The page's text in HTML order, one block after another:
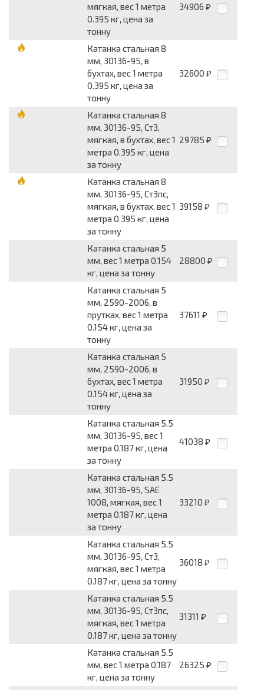
мягкая, вес 1 метра
0.395 кг, цена за
тонну
34906 ₽
Катанка стальная 8
мм, 30136-95, в
бухтах, вес 1 метра
0.395 кг, цена за
тонну
32600 ₽
Катанка стальная 8
мм, 30136-95, Ст3,
мягкая, в бухтах, вес 1
метра 0.395 кг, цена
за тонну
29785 ₽
Катанка стальная 8
мм, 30136-95, Ст3пс,
мягкая, в бухтах, вес 1
метра 0.395 кг, цена
за тонну
39158 ₽
Катанка стальная 5
мм, вес 1 метра 0.154
кг, цена за тонну
28800 ₽
Катанка стальная 5
мм, 2590-2006, в
прутках, вес 1 метра
0.154 кг, цена за
тонну
37611 ₽
Катанка стальная 5
мм, 2590-2006, в
бухтах, вес 1 метра
0.154 кг, цена за
тонну
31950 ₽
Катанка стальная 5.5
мм, 30136-95, вес 1
метра 0.187 кг, цена
за тонну
41038 ₽
Катанка стальная 5.5
мм, 30136-95, SAE
1008, мягкая, вес 1
метра 0.187 кг, цена
за тонну
33210 ₽
Катанка стальная 5.5
мм, 30136-95, Ст3,
мягкая, вес 1 метра
0.187 кг, цена за тонну
36018 ₽
Катанка стальная 5.5
мм, 30136-95, Ст3пс,
мягкая, вес 1 метра
0.187 кг, цена за тонну
31311 ₽
Катанка стальная 5.5
мм, вес 1 метра 0.187
кг, цена за тонну
26325 ₽